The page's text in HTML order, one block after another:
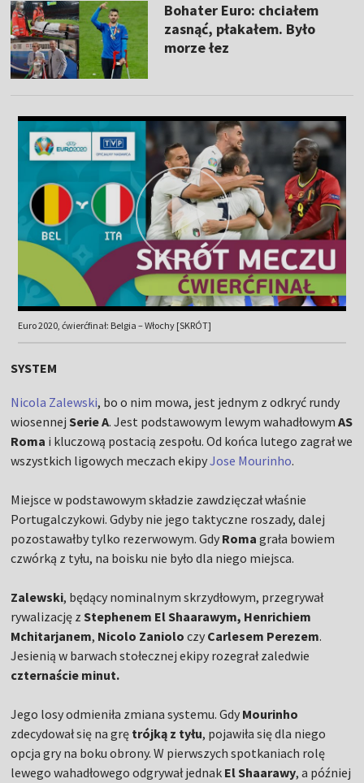
Bohater Euro: chciałem
zasnąć, płakałem. Było
morze łez
Euro 2020, ćwierćfinał: Belgia – Włochy [SKRÓT]
SYSTEM
Nicola Zalewski, bo o nim mowa, jest jednym z odkryć rundy
wiosennejSerie A. Jest podstawowym lewym wahadłowymAS
Roma i kluczową postacią zespołu. Od końca lutego zagrał we
wszystkich ligowych meczach ekipyJose Mourinho.
Miejsce w podstawowym składzie zawdzięczał właśnie
Portugalczykowi. Gdyby nie jego taktyczne roszady, dalej
pozostawałby tylko rezerwowym. Gdy Roma grała bowiem
czwórką z tyłu, na boisku nie było dla niego miejsca.
Zalewski, będący nominalnym skrzydłowym, przegrywał
rywalizację zStephenem El Shaarawym, Henrichiem
Mchitarjanem, Nicolo Zaniolo czy Carlesem Perezem.
Jesienią w barwach stołecznej ekipy rozegrał zaledwie
czternaście minut.
Jego losy odmieniła zmiana systemu. Gdy Mourinho
zdecydował się na grę trójką z tyłu, pojawiła się dla niego
opcja gry na boku obrony. W pierwszych spotkaniach rolę
lewego wahadłowego odgrywał jednak El Shaarawy, a później